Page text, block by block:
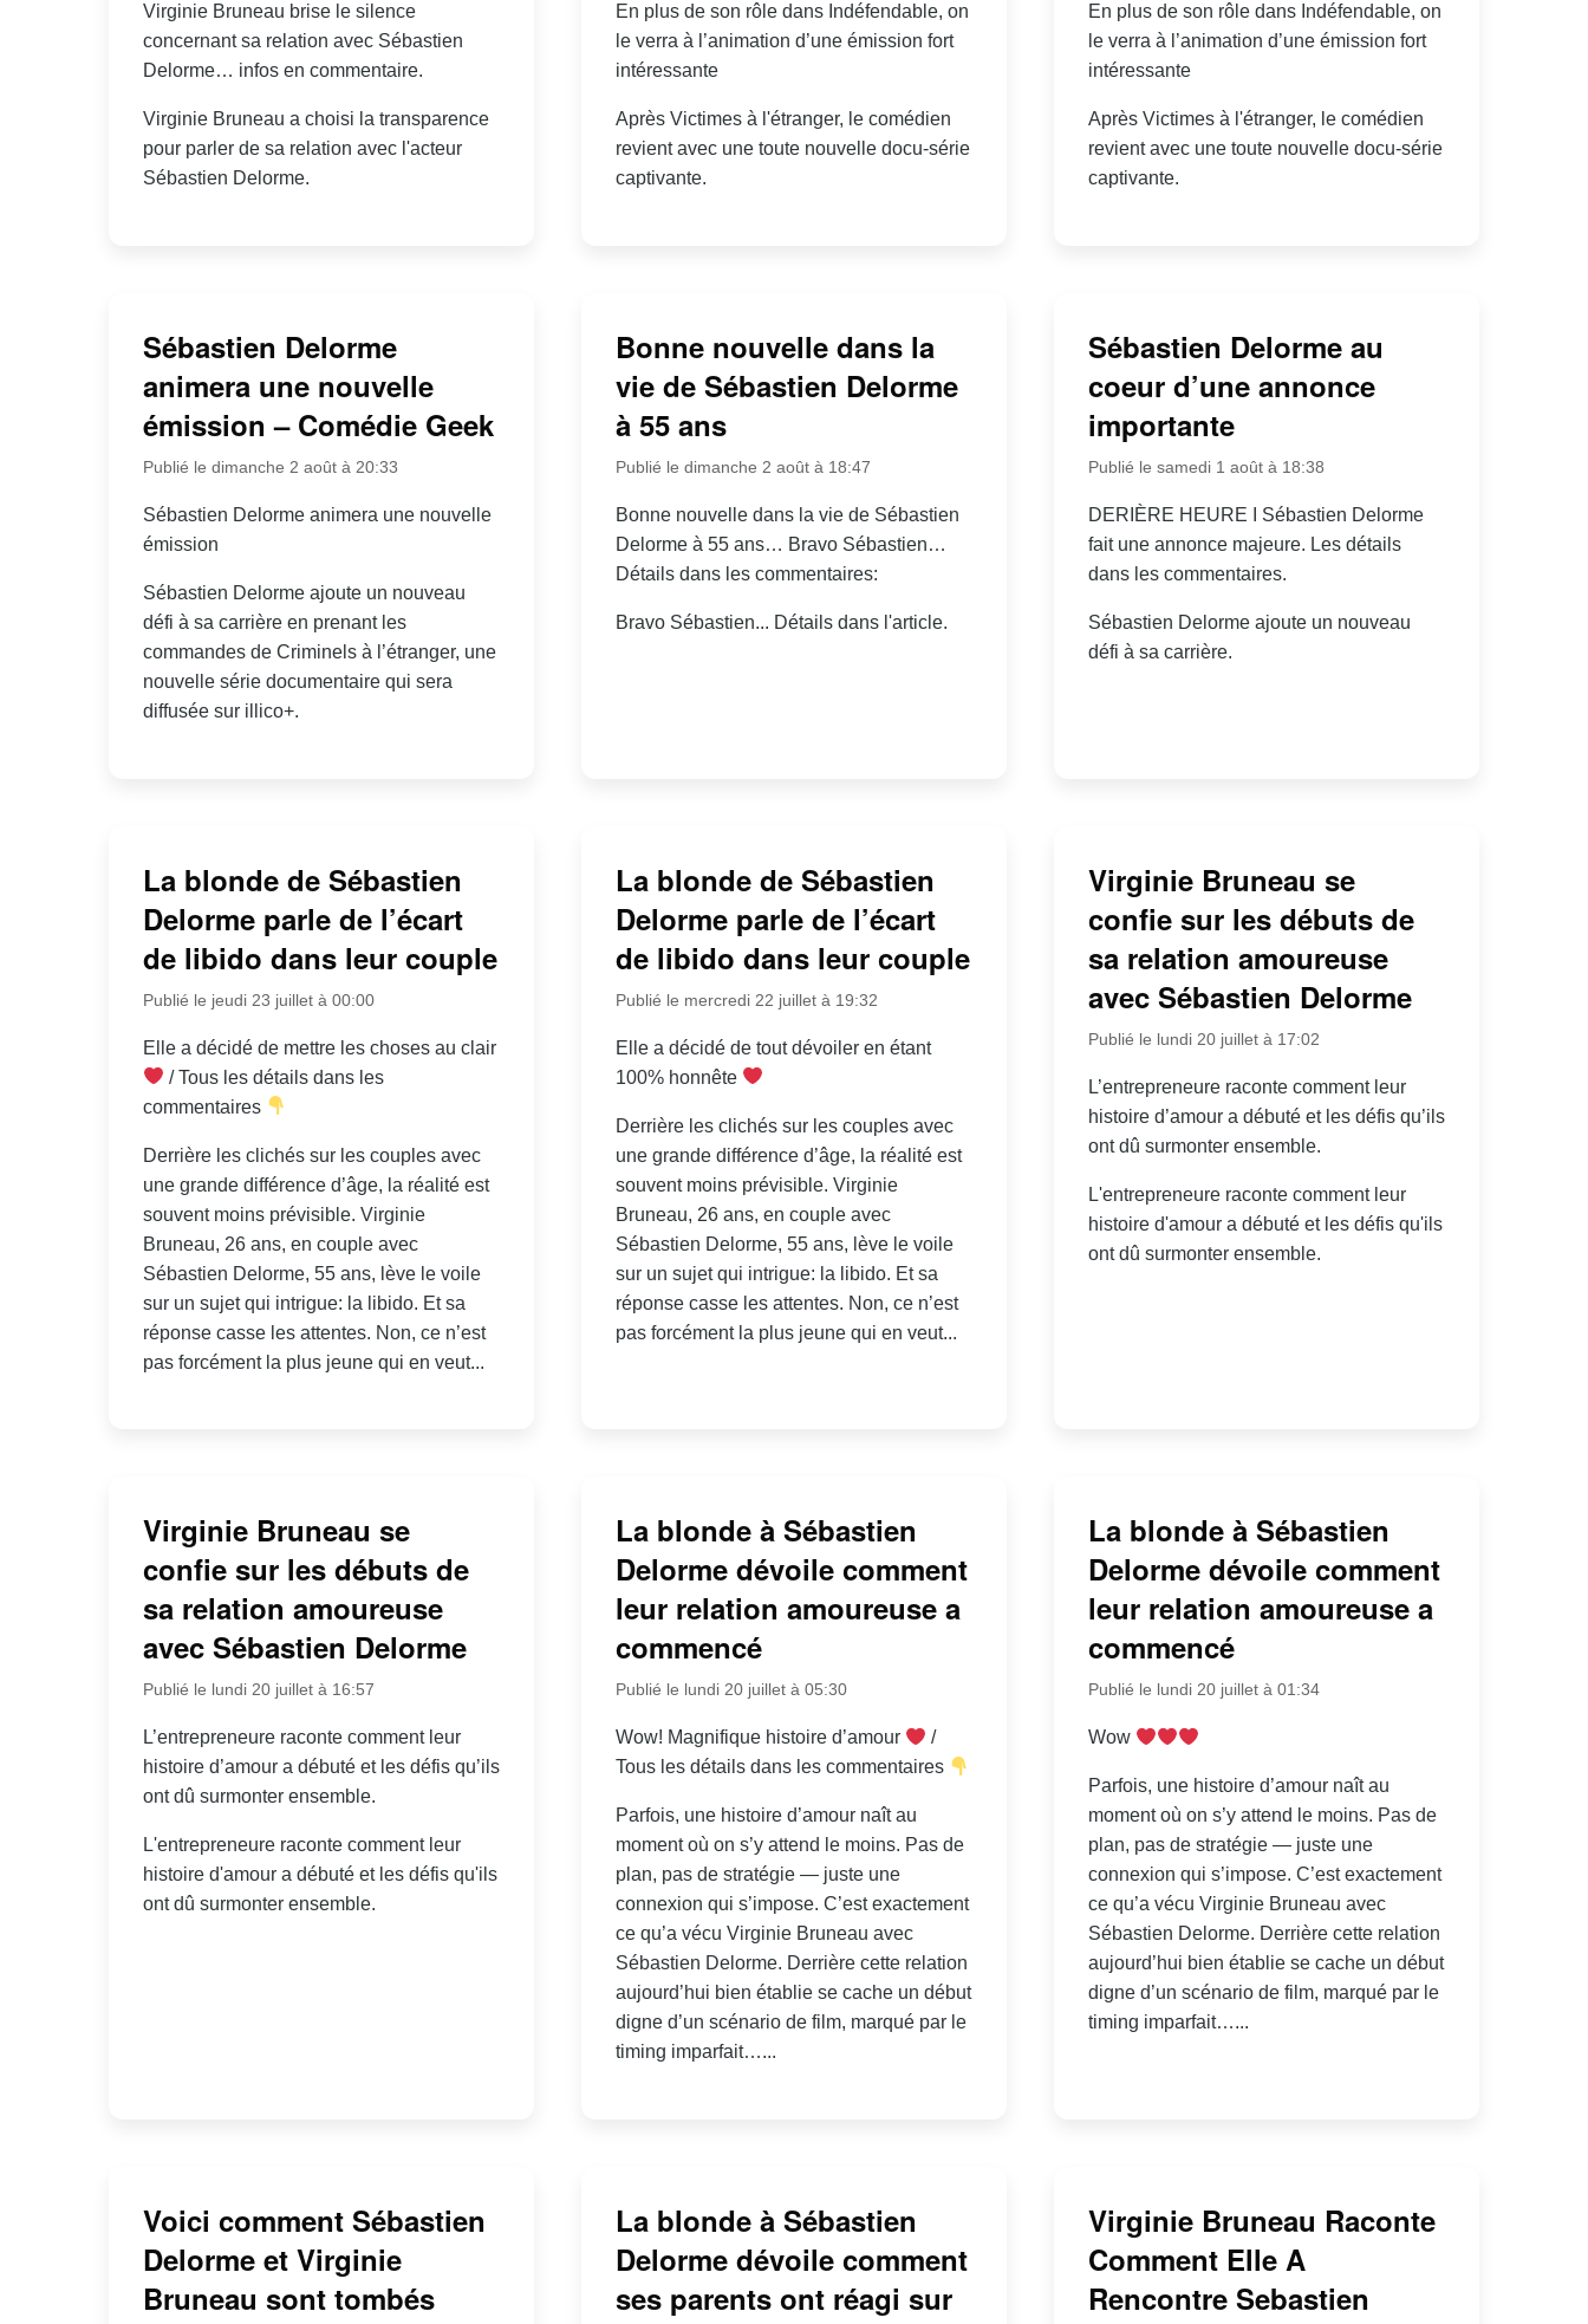
Virginie Bruneau brise le silence
concernant sa relation avec Sébastien
Delorme… infos en commentaire.
Virginie Bruneau a choisi la transparence
pour parler de sa relation avec l'acteur
Sébastien Delorme.
En plus de son rôle dans Indéfendable, on
le verra à l’animation d’une émission fort
intéressante
Après Victimes à l'étranger, le comédien
revient avec une toute nouvelle docu-série
captivante.
En plus de son rôle dans Indéfendable, on
le verra à l’animation d’une émission fort
intéressante
Après Victimes à l'étranger, le comédien
revient avec une toute nouvelle docu-série
captivante.
Sébastien Delorme
animera une nouvelle
émission – Comédie Geek
Publié le dimanche 2 août à 20:33
Sébastien Delorme animera une nouvelle
émission
Sébastien Delorme ajoute un nouveau
défi à sa carrière en prenant les
commandes de Criminels à l’étranger, une
nouvelle série documentaire qui sera
diffusée sur illico+.
Bonne nouvelle dans la
vie de Sébastien Delorme
à 55 ans
Publié le dimanche 2 août à 18:47
Bonne nouvelle dans la vie de Sébastien
Delorme à 55 ans… Bravo Sébastien…
Détails dans les commentaires:
Bravo Sébastien... Détails dans l'article.
Sébastien Delorme au
coeur d’une annonce
importante
Publié le samedi 1 août à 18:38
DERIÈRE HEURE I Sébastien Delorme
fait une annonce majeure. Les détails
dans les commentaires.
Sébastien Delorme ajoute un nouveau
défi à sa carrière.
La blonde de Sébastien
Delorme parle de l’écart
de libido dans leur couple
Publié le jeudi 23 juillet à 00:00
Elle a décidé de mettre les choses au clair
/ Tous les détails dans les
commentaires
Derrière les clichés sur les couples avec
une grande différence d’âge, la réalité est
souvent moins prévisible. Virginie
Bruneau, 26 ans, en couple avec
Sébastien Delorme, 55 ans, lève le voile
sur un sujet qui intrigue: la libido. Et sa
réponse casse les attentes. Non, ce n’est
pas forcément la plus jeune qui en veut...
La blonde de Sébastien
Delorme parle de l’écart
de libido dans leur couple
Publié le mercredi 22 juillet à 19:32
Elle a décidé de tout dévoiler en étant
100% honnête
Derrière les clichés sur les couples avec
une grande différence d’âge, la réalité est
souvent moins prévisible. Virginie
Bruneau, 26 ans, en couple avec
Sébastien Delorme, 55 ans, lève le voile
sur un sujet qui intrigue: la libido. Et sa
réponse casse les attentes. Non, ce n’est
pas forcément la plus jeune qui en veut...
Virginie Bruneau se
confie sur les débuts de
sa relation amoureuse
avec Sébastien Delorme
Publié le lundi 20 juillet à 17:02
L’entrepreneure raconte comment leur
histoire d’amour a débuté et les défis qu’ils
ont dû surmonter ensemble.
L'entrepreneure raconte comment leur
histoire d'amour a débuté et les défis qu'ils
ont dû surmonter ensemble.
Virginie Bruneau se
confie sur les débuts de
sa relation amoureuse
avec Sébastien Delorme
Publié le lundi 20 juillet à 16:57
L’entrepreneure raconte comment leur
histoire d’amour a débuté et les défis qu’ils
ont dû surmonter ensemble.
L'entrepreneure raconte comment leur
histoire d'amour a débuté et les défis qu'ils
ont dû surmonter ensemble.
La blonde à Sébastien
Delorme dévoile comment
leur relation amoureuse a
commencé
Publié le lundi 20 juillet à 05:30
Wow! Magnifique histoire d’amour
/
Tous les détails dans les commentaires
Parfois, une histoire d’amour naît au
moment où on s’y attend le moins. Pas de
plan, pas de stratégie — juste une
connexion qui s’impose. C’est exactement
ce qu’a vécu Virginie Bruneau avec
Sébastien Delorme. Derrière cette relation
aujourd’hui bien établie se cache un début
digne d’un scénario de film, marqué par le
timing imparfait…...
La blonde à Sébastien
Delorme dévoile comment
leur relation amoureuse a
commencé
Publié le lundi 20 juillet à 01:34
Wow
Parfois, une histoire d’amour naît au
moment où on s’y attend le moins. Pas de
plan, pas de stratégie — juste une
connexion qui s’impose. C’est exactement
ce qu’a vécu Virginie Bruneau avec
Sébastien Delorme. Derrière cette relation
aujourd’hui bien établie se cache un début
digne d’un scénario de film, marqué par le
timing imparfait…...
Voici comment Sébastien
Delorme et Virginie
Bruneau sont tombés
La blonde à Sébastien
Delorme dévoile comment
ses parents ont réagi sur
Virginie Bruneau Raconte
Comment Elle A
Rencontre Sebastien